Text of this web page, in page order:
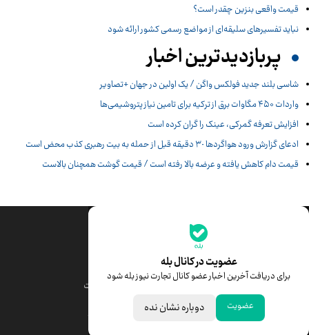
قیمت واقعی بنزین چقدر است؟
نباید تفسیرهای سلیقه‌ای از مواضع رسمی کشور ارائه شود
پربازدیدترین اخبار
شاسی بلند جدید فولکس واگن / یک اولین در جهان +تصاویر
واردات ۴۵۰ مگاوات برق از ترکیه برای تامین نیاز پتروشیمی‌ها
افزایش تعرفه گمرکی، عینک را گران کرده است
ادعای گزارش ورود هواگردها ٣٠ دقیقه قبل از حمله به بیت رهبری کذب محض است
قیمت دام کاهش یافته و عرضه بالا رفته است / قیمت گوشت همچنان بالاست
عضویت در کانال بله
برای دریافت آخرین اخبار عضو کانال تجارت نیوز بله شود
عضویت دوباره نشان نده
جدیدترین قیمت‌ها
قیمت دلار
قیمت سکه امامی
قیمت درهم امارات
ابزار تبدیل نرخ ارز